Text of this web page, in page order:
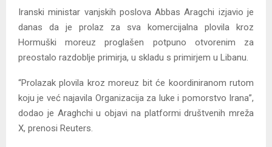
Iranski ministar vanjskih poslova Abbas Aragchi izjavio je
danas da je prolaz za sva komercijalna plovila kroz
Hormuški moreuz proglašen potpuno otvorenim za
preostalo razdoblje primirja, u skladu s primirjem u Libanu.
“Prolazak plovila kroz moreuz bit će koordiniranom rutom
koju je već najavila Organizacija za luke i pomorstvo Irana”,
dodao je Araghchi u objavi na platformi društvenih mreža
X, prenosi Reuters.